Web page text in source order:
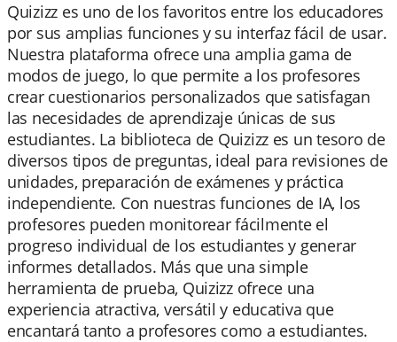
Quizizz es uno de los favoritos entre los educadores
por sus amplias funciones y su interfaz fácil de usar.
Nuestra plataforma ofrece una amplia gama de
modos de juego, lo que permite a los profesores
crear cuestionarios personalizados que satisfagan
las necesidades de aprendizaje únicas de sus
estudiantes. La biblioteca de Quizizz es un tesoro de
diversos tipos de preguntas, ideal para revisiones de
unidades, preparación de exámenes y práctica
independiente. Con nuestras funciones de IA, los
profesores pueden monitorear fácilmente el
progreso individual de los estudiantes y generar
informes detallados. Más que una simple
herramienta de prueba, Quizizz ofrece una
experiencia atractiva, versátil y educativa que
encantará tanto a profesores como a estudiantes.